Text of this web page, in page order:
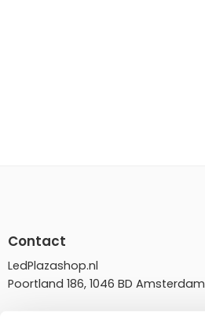
Contact
LedPlazashop.nl
Poortland 186, 1046 BD Amsterdam